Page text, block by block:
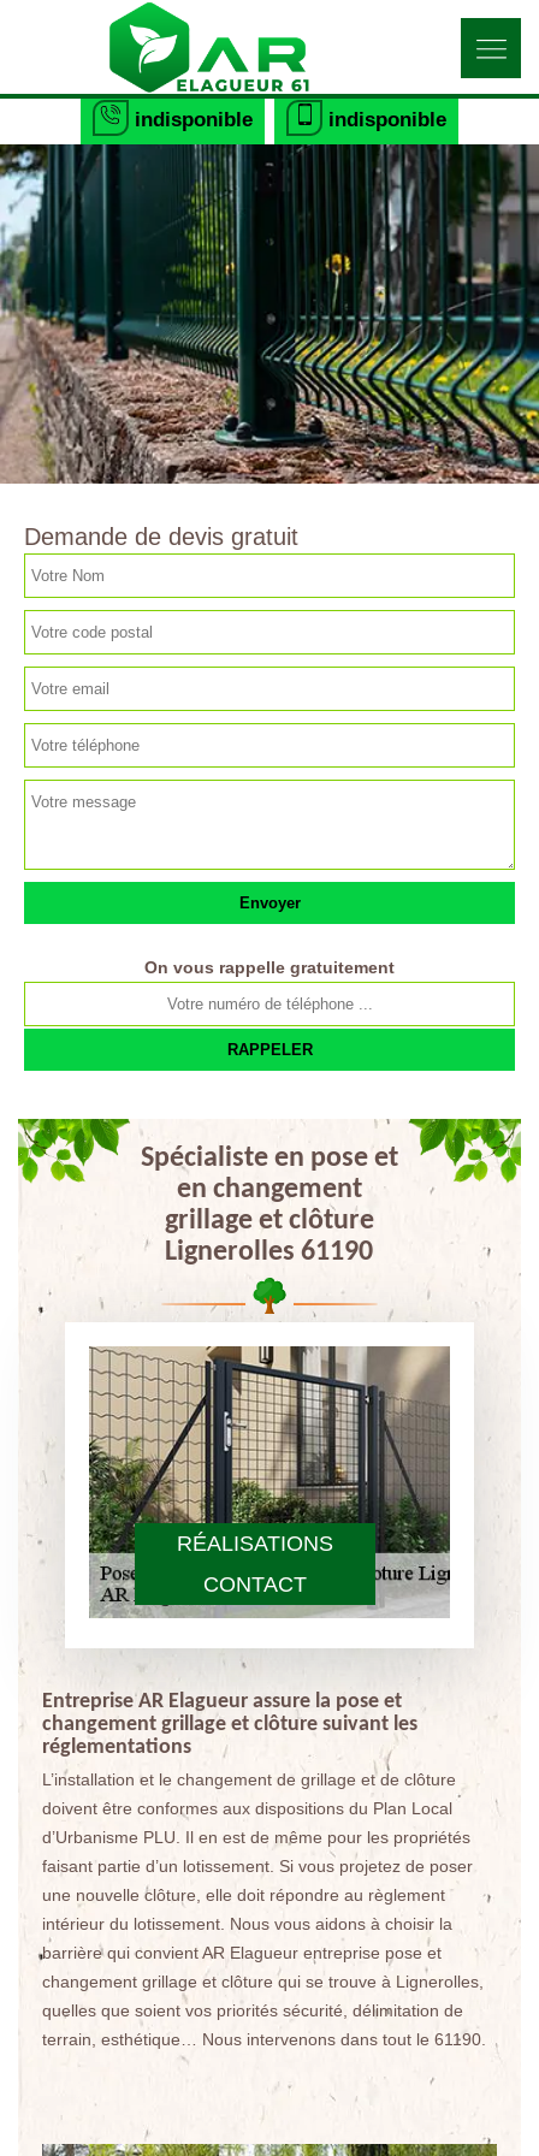
indisponible indisponible
RÉALISATIONS
CONTACT
Demande de devis gratuit
On vous rappelle gratuitement
Spécialiste en pose et
en changement
grillage et clôture
Lignerolles 61190
Entreprise AR Elagueur assure la pose et
changement grillage et clôture suivant les
réglementations
L’installation et le changement de grillage et de clôture
doivent être conformes aux dispositions du Plan Local
d’Urbanisme PLU. Il en est de même pour les propriétés
faisant partie d’un lotissement. Si vous projetez de poser
une nouvelle clôture, elle doit répondre au règlement
intérieur du lotissement. Nous vous aidons à choisir la
barrière qui convient AR Elagueur entreprise pose et
changement grillage et clôture qui se trouve à Lignerolles,
quelles que soient vos priorités sécurité, délimitation de
terrain, esthétique… Nous intervenons dans tout le 61190.